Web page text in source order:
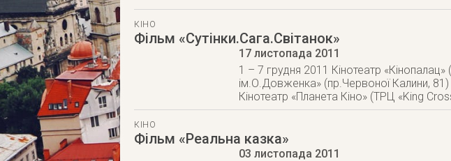
КІНО
Фільм «Сутінки.Сага.Світанок»
17 листопада 2011
1 – 7 грудня 2011 Кінотеатр
ім.О.Довженка» (пр.Червоної Калини,
Кінотеатр «Планета Кіно» (ТРЦ «King
КІНО
Фільм «Реальна казка»
03 листопада 2011